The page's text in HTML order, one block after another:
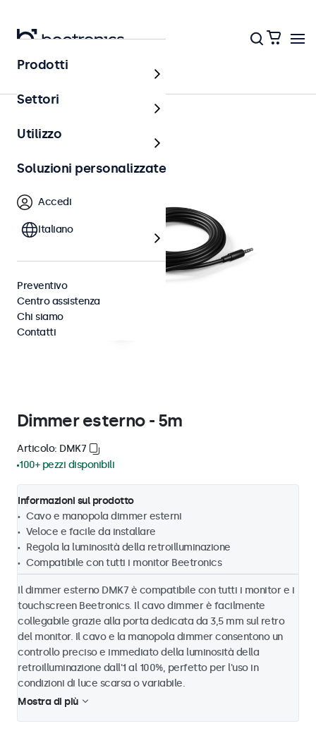
Dimmer esterno - 5m
Articolo: DMK7
100+ pezzi disponibili
Informazioni sul prodotto
Cavo e manopola dimmer esterni
Veloce e facile da installare
Regola la luminosità della retroilluminazione
Compatibile con tutti i monitor Beetronics
Il dimmer esterno DMK7 è compatibile con tutti i monitor e i
touchscreen Beetronics. Il cavo dimmer è facilmente
collegabile grazie alla porta dedicata da 3,5 mm sul retro
del monitor. Il cavo e la manopola dimmer consentono un
controllo preciso e immediato della luminosità della
retroilluminazione dall'1 al 100%, perfetto per l'uso in
condizioni di luce scarsa o variabile.
Mostra di più
Prodotti
Settori
Utilizzo
Soluzioni personalizzate
Accedi
Italiano
Preventivo
Centro assistenza
Chi siamo
Contatti